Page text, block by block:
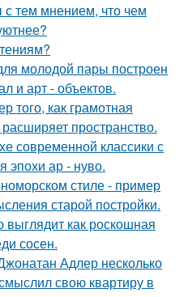
тем мнением, что чем
молодой пары построен
и арт - объектов.
того, как грамотная
пространство.
современной классики с
эпохи ар - нуво.
стиле - пример
старой постройки.
как роскошная
сосен.
Адлер несколько
свою квартиру в